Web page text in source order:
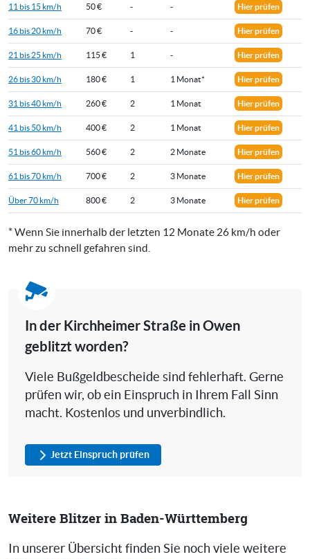
11 bis 15 km/h 50 € - - Hier prüfen
16 bis 20 km/h 70 € - - Hier prüfen
21 bis 25 km/h 115 € 1 - Hier prüfen
26 bis 30 km/h 180 € 1 1 Monat* Hier prüfen
31 bis 40 km/h 260 € 2 1 Monat Hier prüfen
41 bis 50 km/h 400 € 2 1 Monat Hier prüfen
51 bis 60 km/h 560 € 2 2 Monate Hier prüfen
61 bis 70 km/h 700 € 2 3 Monate Hier prüfen
Über 70 km/h 800 € 2 3 Monate Hier prüfen
* Wenn Sie innerhalb der letzten 12 Monate 26 km/h oder
mehr zu schnell gefahren sind.
In der Kirchheimer Straße in Owen
geblitzt worden?
Viele Bußgeldbescheide sind fehlerhaft. Gerne
prüfen wir, ob ein Einspruch in Ihrem Fall Sinn
macht. Kostenlos und unverbindlich.
Jetzt Einspruch prüfen
Weitere Blitzer in Baden-Württemberg
In unserer Übersicht finden Sie noch viele weitere